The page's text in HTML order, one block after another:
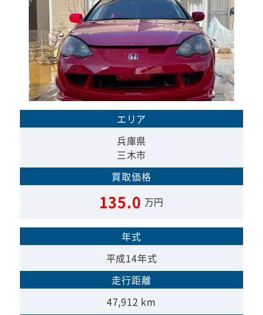
エリア
兵庫県
三木市
買取価格
135.0 万円
年式
平成14年式
走行距離
47,912 km